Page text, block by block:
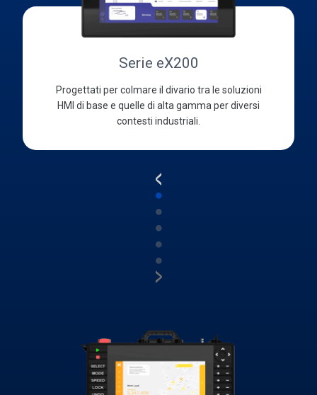
Serie eX200
Progettati per colmare il divario tra le soluzioni
HMI di base e quelle di alta gamma per diversi
contesti industriali.
<
●
●
●
●
●
>